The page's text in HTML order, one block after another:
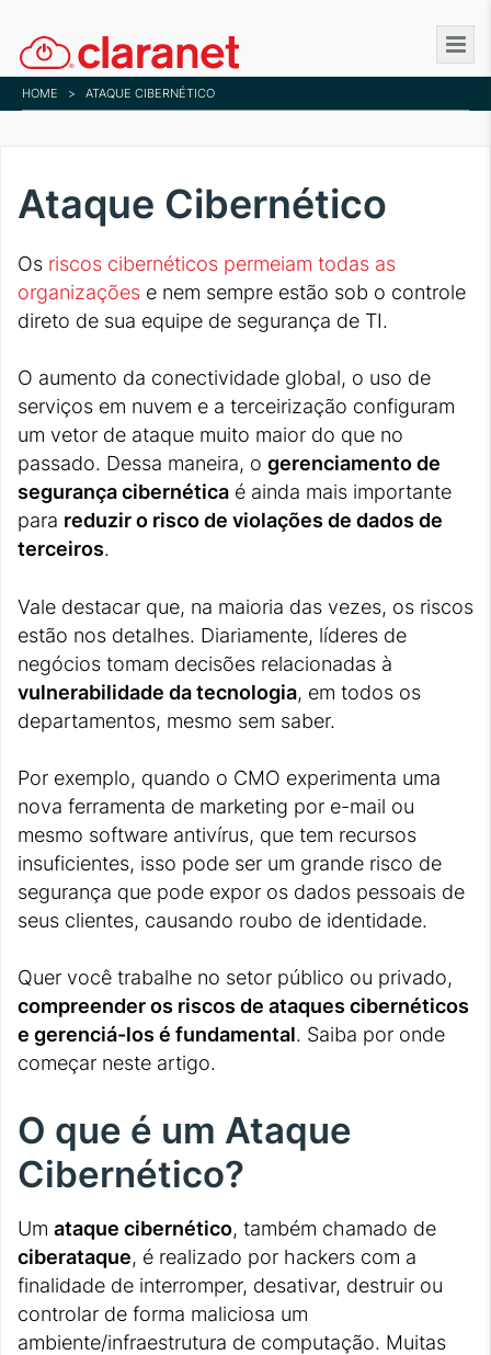
to
main
content
HOME > ATAQUE CIBERNÉTICO
Ataque Cibernético
Os riscos cibernéticos permeiam todas as
organizações e nem sempre estão sob o controle
direto de sua equipe de segurança de TI.
O aumento da conectividade global, o uso de
serviços em nuvem e a terceirização configuram
um vetor de ataque muito maior do que no
passado. Dessa maneira, o gerenciamento de
segurança cibernética é ainda mais importante
para reduzir o risco de violações de dados de
terceiros.
Vale destacar que, na maioria das vezes, os riscos
estão nos detalhes. Diariamente, líderes de
negócios tomam decisões relacionadas à
vulnerabilidade da tecnologia, em todos os
departamentos, mesmo sem saber.
Por exemplo, quando o CMO experimenta uma
nova ferramenta de marketing por e-mail ou
mesmo software antivírus, que tem recursos
insuficientes, isso pode ser um grande risco de
segurança que pode expor os dados pessoais de
seus clientes, causando roubo de identidade.
Quer você trabalhe no setor público ou privado,
compreender os riscos de ataques cibernéticos
e gerenciá-los é fundamental. Saiba por onde
começar neste artigo.
O que é um Ataque
Cibernético?
Um ataque cibernético, também chamado de
ciberataque, é realizado por hackers com a
finalidade de interromper, desativar, destruir ou
controlar de forma maliciosa um
ambiente/infraestrutura de computação. Muitas